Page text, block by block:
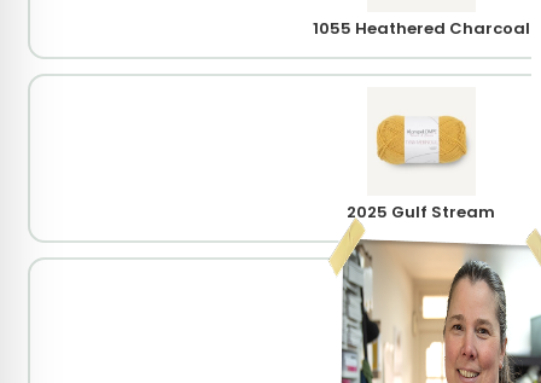
1055 Heathered Charcoal
2025 Gulf Stream